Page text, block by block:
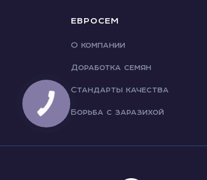
ЕВРОСЕМ
О компании
Доработка семян
Стандарты качества
Борьба с заразихой